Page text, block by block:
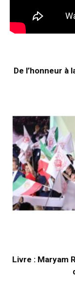
De l’honneur à
Livre : Maryam